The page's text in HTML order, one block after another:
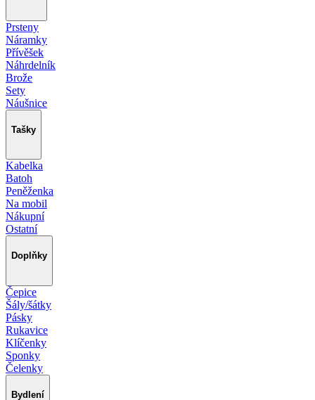
Prsteny
Náramky
Přívěšek
Náhrdelník
Brože
Sety
Náušnice
Tašky
Kabelka
Batoh
Peněženka
Na mobil
Nákupní
Ostatní
Doplňky
Čepice
Šály/šátky
Pásky
Rukavice
Klíčenky
Sponky
Čelenky
Bydlení